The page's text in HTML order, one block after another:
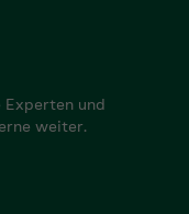
Experten und
weiter.